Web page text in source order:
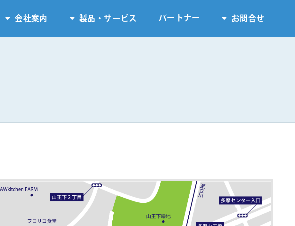
会社案内 製品・サービス パートナー お問合せ